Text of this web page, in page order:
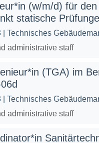
(w/m/d) für
statische
| Technisches
administrative staff
(TGA) im
| Technisches
administrative staff